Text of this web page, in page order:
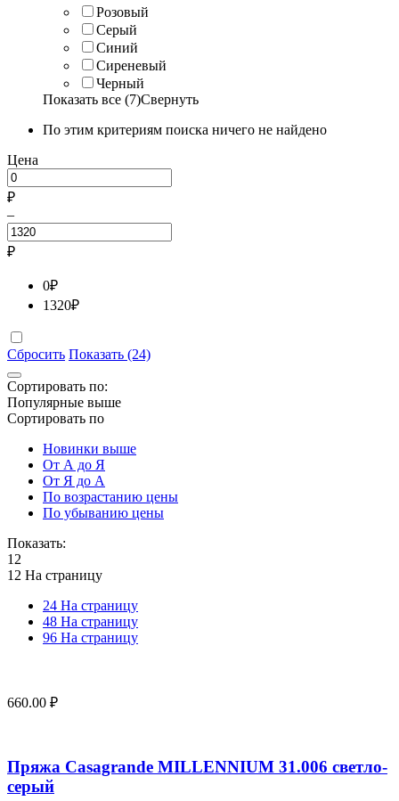
Розовый
Серый
Синий
Сиреневый
Черный
Показать все (7)Свернуть
По этим критериям поиска ничего не найдено
Цена
₽
–
₽
0₽
1320₽
Сбросить Показать (24)
Сортировать по:
Популярные выше
Сортировать по
Новинки выше
От А до Я
От Я до А
По возрастанию цены
По убыванию цены
Показать:
12
12 На страницу
24 На страницу
48 На страницу
96 На страницу
660.00 ₽
Пряжа Casagrande MILLENNIUM 31.006 светло-
серый